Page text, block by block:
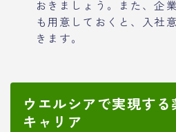
おきましょう。また、企
も用意しておくと、入社
きます。
ウエルシアで実現す
キャリア